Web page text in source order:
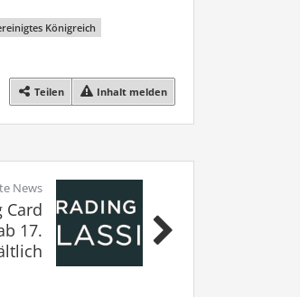
Königreich
Teilen Inhalt melden
News
Card
17.